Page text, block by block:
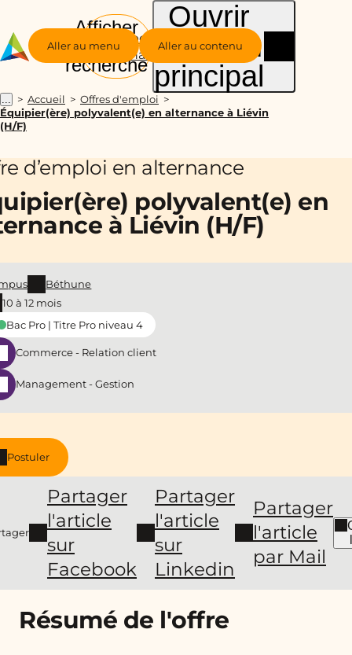
Aller au menu Aller au contenu
Groupe
Alternance
Afficher
la
recherche
Ouvrir
le menu
principal
... Accueil
Offres d'emploi
Équipier(ère) polyvalent(e) en alternance à Liévin
(H/F)
d’emploi en alternance
polyvalent(e) en
à Liévin (H/F)
Postuler
Partager
l'article
sur
Facebook
Partager
l'article
sur
Linkedin
Partager
l'article
par Mail
Béthune
10 à 12 mois
Bac Pro | Titre Pro niveau 4
Commerce - Relation client
Management - Gestion
Résumé de l'offre